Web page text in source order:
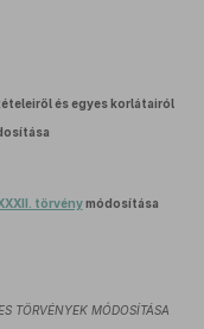
és egyes korlátairól
törvénymódosítása
TÖRVÉNYEK MÓDOSÍTÁSA